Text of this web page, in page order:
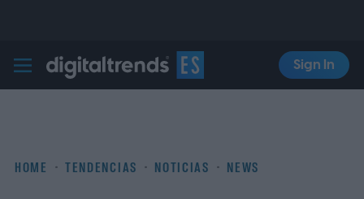
Digital Trends Español
Sign In
HOME TENDENCIAS NOTICIAS NEWS